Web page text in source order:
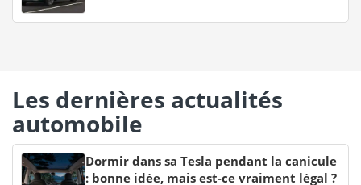
Les dernières actualités
automobile
Dormir dans sa Tesla pendant la canicule
: bonne idée, mais est-ce vraiment légal ?